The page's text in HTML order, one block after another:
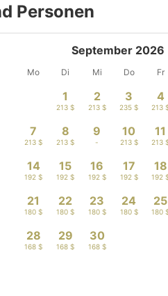
Personen
September 2026
Mo Di Mi Do Fr
1
213 $
2
213 $
3
235 $
4
213
7
213 $
8
213 $
9
-
10
213 $
11
213
14
192 $
15
192 $
16
192 $
17
192 $
18
192
21
180 $
22
180 $
23
180 $
24
180 $
25
180
28
168 $
29
168 $
30
168 $